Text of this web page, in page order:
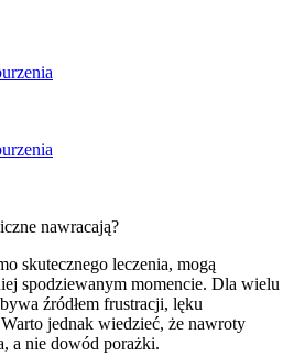
nawracają?
skutecznego leczenia, mogą
spodziewanym momencie. Dla wielu
źródłem frustracji, lęku
jednak wiedzieć, że nawroty
a nie dowód porażki.